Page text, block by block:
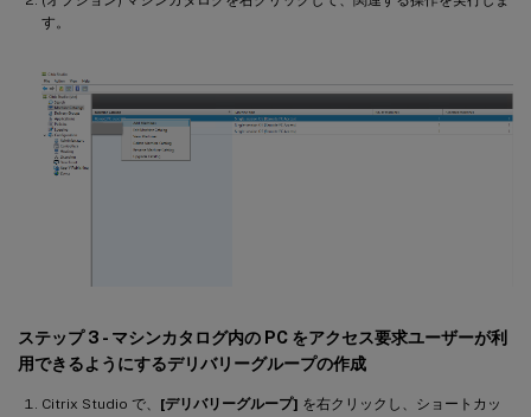
す。
ステップ 3 - マシンカタログ内の PC をアクセス要求ユーザーが利
用できるようにするデリバリーグループの作成
Citrix Studio で、 [デリバリーグループ] を右クリックし、ショートカッ